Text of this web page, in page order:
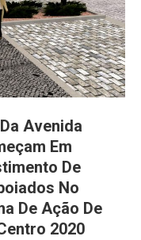
Avenida
Em
De
No
De Ação De
2020